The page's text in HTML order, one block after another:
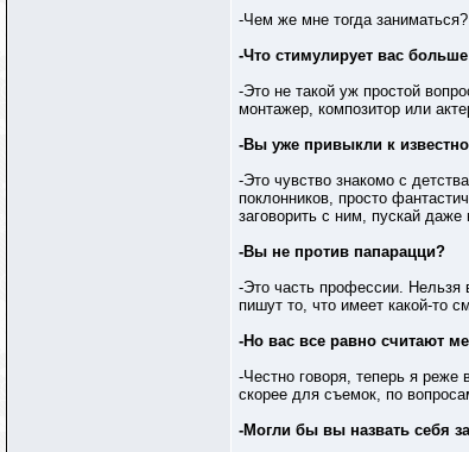
-Чем же мне тогда
-Что стимулирует вас
-Это не такой уж простой
монтажер, композитор или
-Вы уже привыкли к
-Это чувство знакомо с
поклонников, просто
заговорить с ним, пускай даже
-Вы не против папарацци?
-Это часть профессии. Нельзя
пишут то, что имеет какой-то
-Но вас все равно считают
-Честно говоря, теперь я
скорее для съемок, по
-Могли бы вы назвать себя